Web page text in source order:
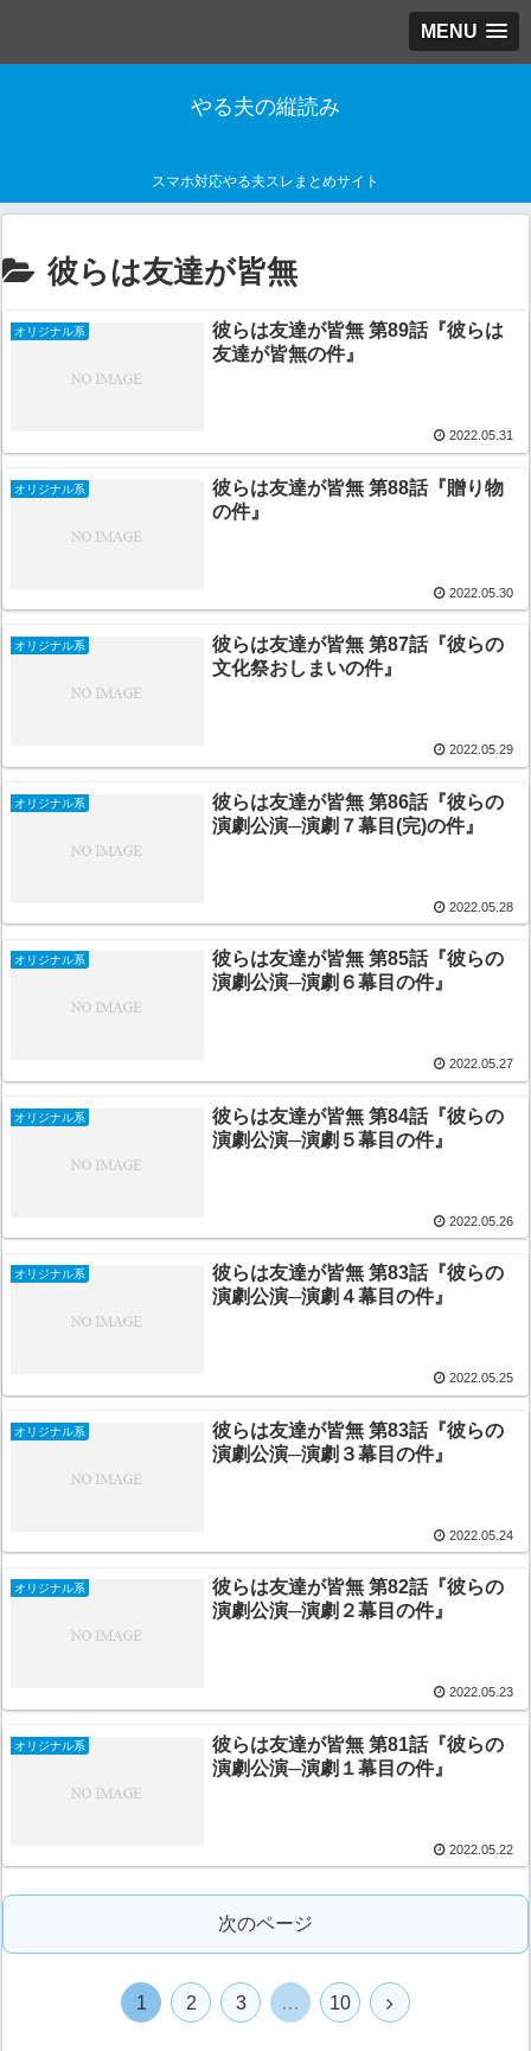
MENU
やる夫の縦読み
スマホ対応やる夫スレまとめサイト
彼らは友達が皆無
オリジナル系
彼らは友達が皆無 第89話『彼らは
友達が皆無の件』
2022.05.31
オリジナル系
彼らは友達が皆無 第88話『贈り物
の件』
2022.05.30
オリジナル系
彼らは友達が皆無 第87話『彼らの
文化祭おしまいの件』
2022.05.29
オリジナル系
彼らは友達が皆無 第86話『彼らの
演劇公演─演劇７幕目(完)の件』
2022.05.28
オリジナル系
彼らは友達が皆無 第85話『彼らの
演劇公演─演劇６幕目の件』
2022.05.27
オリジナル系
彼らは友達が皆無 第84話『彼らの
演劇公演─演劇５幕目の件』
2022.05.26
オリジナル系
彼らは友達が皆無 第83話『彼らの
演劇公演─演劇４幕目の件』
2022.05.25
オリジナル系
彼らは友達が皆無 第83話『彼らの
演劇公演─演劇３幕目の件』
2022.05.24
オリジナル系
彼らは友達が皆無 第82話『彼らの
演劇公演─演劇２幕目の件』
2022.05.23
オリジナル系
彼らは友達が皆無 第81話『彼らの
演劇公演─演劇１幕目の件』
2022.05.22
次のページ
1 2 3 … 10